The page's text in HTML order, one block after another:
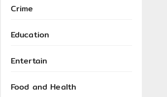
Crime
Education
Entertain
Food and Health